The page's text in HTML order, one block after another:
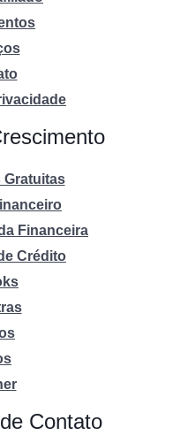
Gratuitas
Financeira
Crédito
Contato